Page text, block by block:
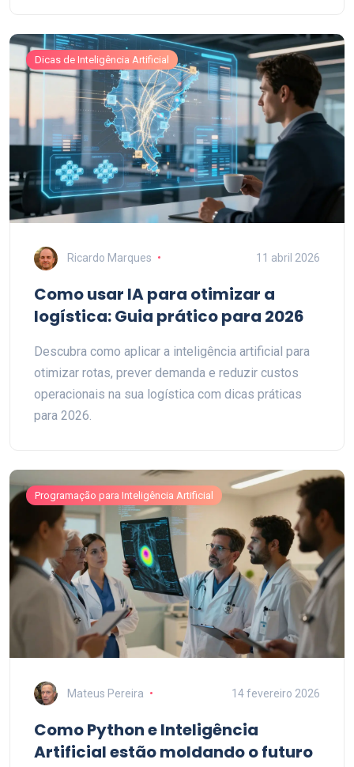
Dicas de Inteligência Artificial
Ricardo Marques 11 abril 2026
Como usar IA para otimizar a
logística: Guia prático para 2026
Descubra como aplicar a inteligência artificial para
otimizar rotas, prever demanda e reduzir custos
operacionais na sua logística com dicas práticas
para 2026.
Programação para Inteligência Artificial
Mateus Pereira 14 fevereiro 2026
Como Python e Inteligência
Artificial estão moldando o futuro